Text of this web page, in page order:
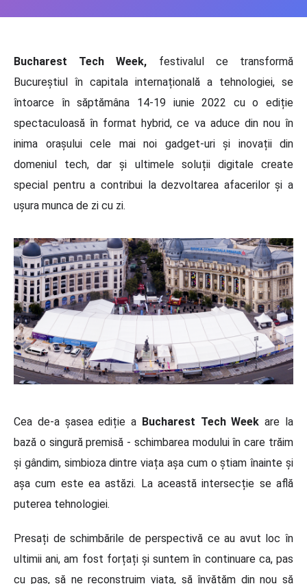
Bucharest Tech Week, festivalul ce transformă
Bucureștiul în capitala internațională a tehnologiei, se
întoarce în săptămâna 14-19 iunie 2022 cu o ediție
spectaculoasă în format hybrid, ce va aduce din nou în
inima orașului cele mai noi gadget-uri și inovații din
domeniul tech, dar și ultimele soluții digitale create
special pentru a contribui la dezvoltarea afacerilor și a
ușura munca de zi cu zi.
Cea de-a șasea ediție a Bucharest Tech Week are la
bază o singură premisă - schimbarea modului în care trăim
și gândim, simbioza dintre viața așa cum o știam înainte și
așa cum este ea astăzi. La această intersecție se află
puterea tehnologiei.
Presați de schimbările de perspectivă ce au avut loc în
ultimii ani, am fost forțați și suntem în continuare ca, pas
cu pas, să ne reconstruim viața, să învățăm din nou să